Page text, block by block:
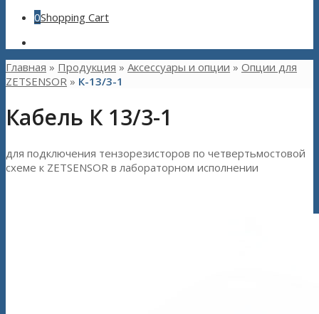
0Shopping Cart
Главная » Продукция » Aксессуары и опции » Опции для
ZETSENSOR » К-13/3-1
Кабель К 13/3-1
для подключения тензорезисторов по четвертьмостовой
схеме к ZETSENSOR в лабораторном исполнении